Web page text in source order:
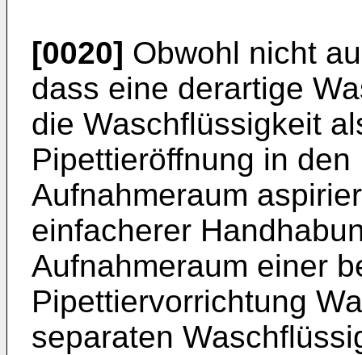
[0020] Obwohl nicht
dass eine derartige
die Waschflüssigkeit
Pipettieröffnung in
Aufnahmeraum
einfacherer
Aufnahmeraum einer
Pipettiervorrichtung
separaten